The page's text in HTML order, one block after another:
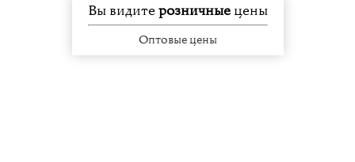
Вы видитерозничныецены
Оптовые цены